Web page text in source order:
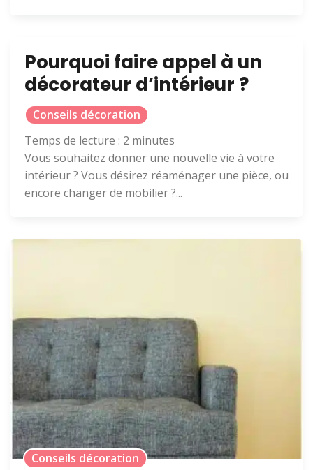
Pourquoi faire appel à un
décorateur d’intérieur ?
Conseils décoration
Temps de lecture : 2 minutes
Vous souhaitez donner une nouvelle vie à votre
intérieur ? Vous désirez réaménager une pièce, ou
encore changer de mobilier ?...
Conseils décoration